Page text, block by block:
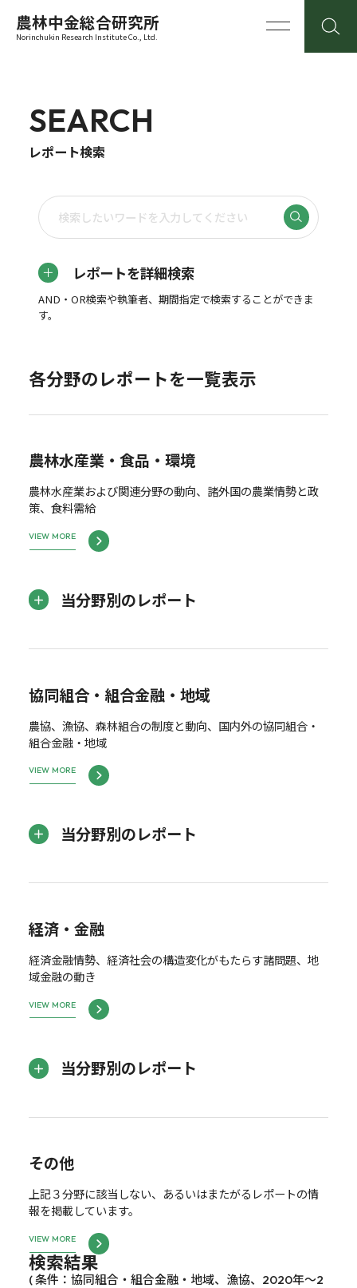
農林中金総合研究所
Norinchukin Research Institute Co., Ltd.
SEARCH
レポート検索
レポートを詳細検索
AND・OR検索や執筆者、期間指定で検索することができま
す。
各分野のレポートを一覧表示
農林水産業・食品・環境
農林水産業および関連分野の動向、諸外国の農業情勢と政
策、食料需給
VIEW MORE
当分野別のレポート
協同組合・組合金融・地域
農協、漁協、森林組合の制度と動向、国内外の協同組合・
組合金融・地域
VIEW MORE
当分野別のレポート
経済・金融
経済金融情勢、経済社会の構造変化がもたらす諸問題、地
域金融の動き
VIEW MORE
当分野別のレポート
その他
上記３分野に該当しない、あるいはまたがるレポートの情
報を掲載しています。
VIEW MORE
検索結果
( 条件：協同組合・組合金融・地域、漁協、2020年～2